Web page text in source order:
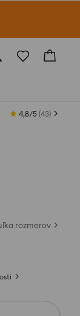
4,8/5 (43)
rozmerov